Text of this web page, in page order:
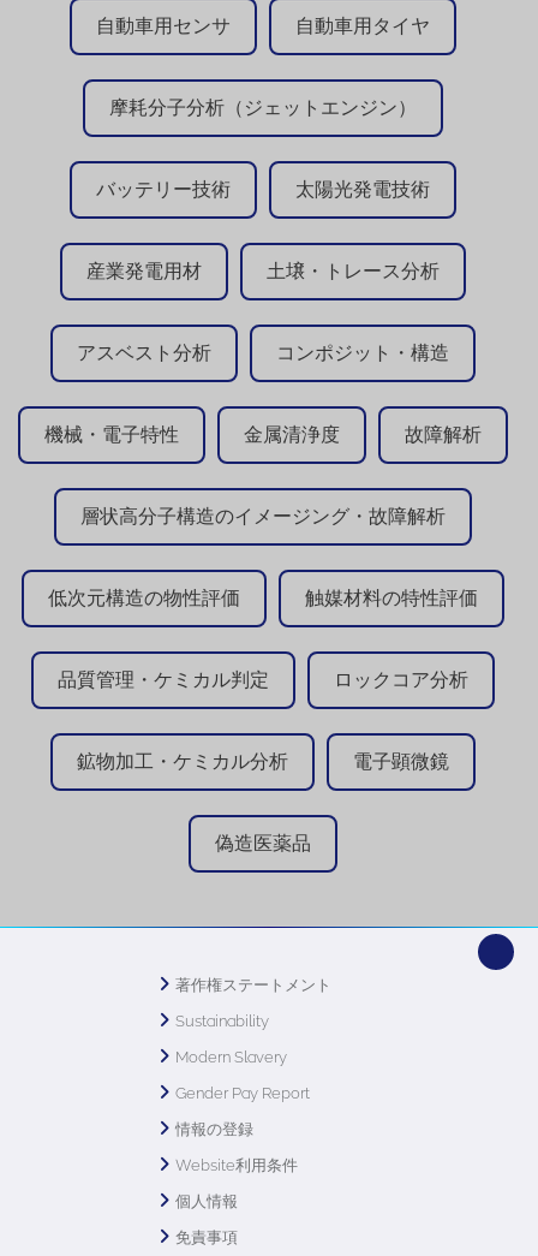
自動車用センサ 自動車用タイヤ
摩耗分子分析（ジェットエンジン）
バッテリー技術 太陽光発電技術
産業発電用材 土壌・トレース分析
アスベスト分析 コンポジット・構造
機械・電子特性 金属清浄度 故障解析
層状高分子構造のイメージング・故障解析
低次元構造の物性評価 触媒材料の特性評価
品質管理・ケミカル判定 ロックコア分析
鉱物加工・ケミカル分析 電子顕微鏡
偽造医薬品
著作権ステートメント
Sustainability
Modern Slavery
Gender Pay Report
情報の登録
Website利用条件
個人情報
免責事項